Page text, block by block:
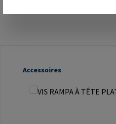
Ignorer la galerie de produits
Accessoires